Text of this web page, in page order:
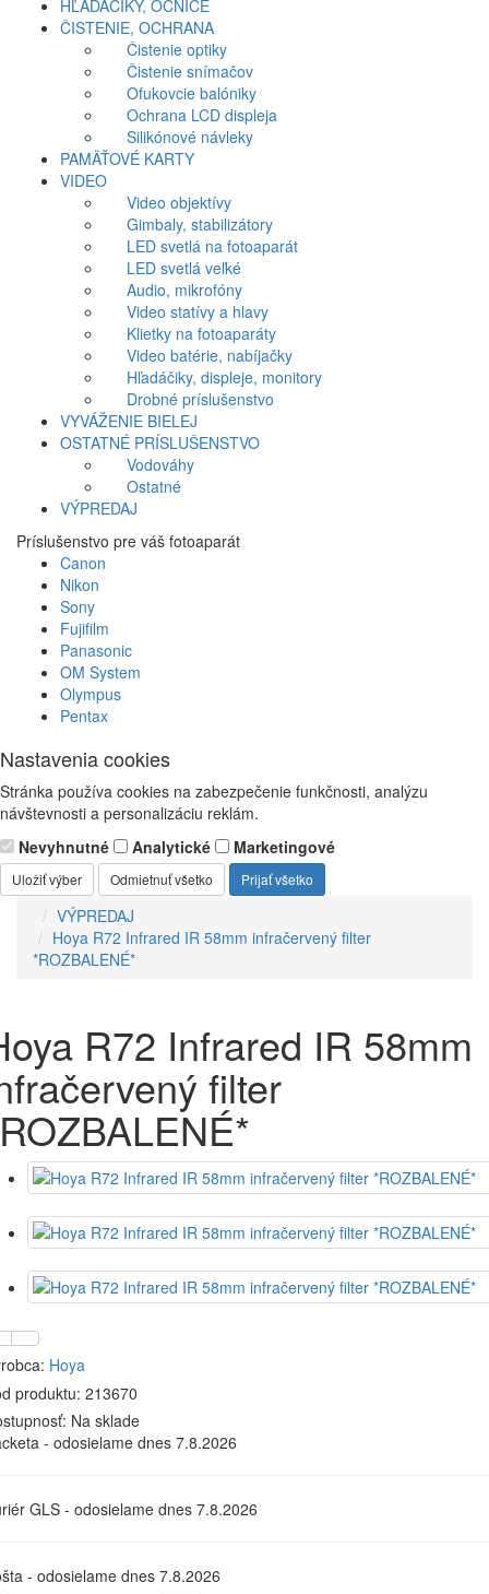
HĽADÁČIKY, OČNICE
ČISTENIE, OCHRANA
Čistenie optiky
Čistenie snímačov
Ofukovcie balóniky
Ochrana LCD displeja
Silikónové návleky
PAMÄŤOVÉ KARTY
VIDEO
Video objektívy
Gimbaly, stabilizátory
LED svetlá na fotoaparát
LED svetlá veľké
Audio, mikrofóny
Video statívy a hlavy
Klietky na fotoaparáty
Video batérie, nabíjačky
Hľadáčiky, displeje, monitory
Drobné príslušenstvo
VYVÁŽENIE BIELEJ
OSTATNÉ PRÍSLUŠENSTVO
Vodováhy
Ostatné
VÝPREDAJ
Príslušenstvo pre váš fotoaparát
Canon
Nikon
Sony
Fujifilm
Panasonic
OM System
Olympus
Pentax
Nastavenia cookies
Stránka používa cookies na zabezpečenie funkčnosti, analýzu
návštevnosti a personalizáciu reklám.
Nevyhnutné
Analytické Marketingové
Uložiť výber Odmietnuť všetko Prijať všetko
VÝPREDAJ
Hoya R72 Infrared IR 58mm infračervený filter
*ROZBALENÉ*
R72 Infrared IR 58mm
filter
Hoya
produktu: 213670
Na sklade
- odosielame dnes 7.8.2026
GLS - odosielame dnes 7.8.2026
- odosielame dnes 7.8.2026